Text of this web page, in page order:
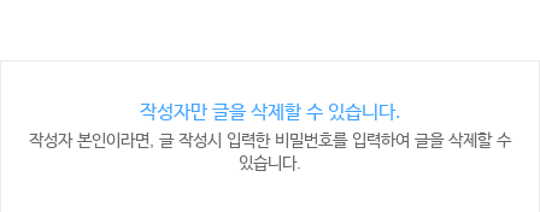
작성자만 글을 삭제할 수 있습니다.
작성자 본인이라면, 글 작성시 입력한 비밀번호를 입력하여 글을 삭제할 수
있습니다.